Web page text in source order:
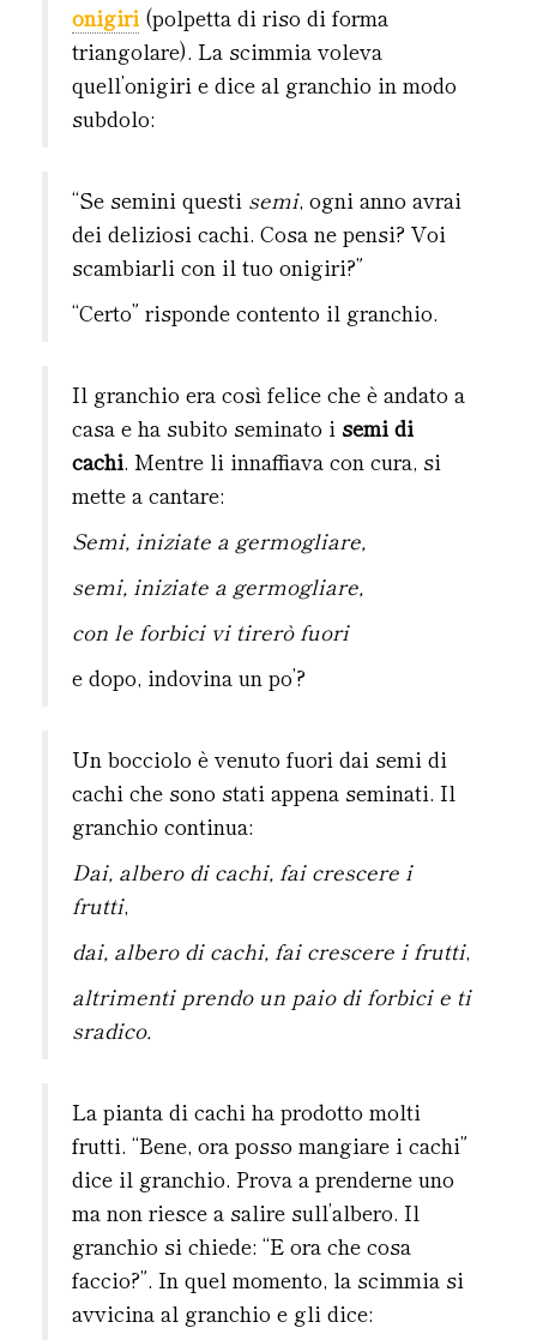
onigiri (polpetta di riso di forma
triangolare). La scimmia voleva
quell’onigiri e dice al granchio in modo
subdolo:
“Se semini questi semi, ogni anno avrai
dei deliziosi cachi. Cosa ne pensi? Voi
scambiarli con il tuo onigiri?”
“Certo” risponde contento il granchio.
Il granchio era così felice che è andato a
casa e ha subito seminato i semi di
cachi. Mentre li innaffiava con cura, si
mette a cantare:
Semi, iniziate a germogliare,
semi, iniziate a germogliare,
con le forbici vi tirerò fuori
e dopo, indovina un po’?
Un bocciolo è venuto fuori dai semi di
cachi che sono stati appena seminati. Il
granchio continua:
Dai, albero di cachi, fai crescere i
frutti,
dai, albero di cachi, fai crescere i frutti,
altrimenti prendo un paio di forbici e ti
sradico.
La pianta di cachi ha prodotto molti
frutti. “Bene, ora posso mangiare i cachi”
dice il granchio. Prova a prenderne uno
ma non riesce a salire sull’albero. Il
granchio si chiede: “E ora che cosa
faccio?”. In quel momento, la scimmia si
avvicina al granchio e gli dice: